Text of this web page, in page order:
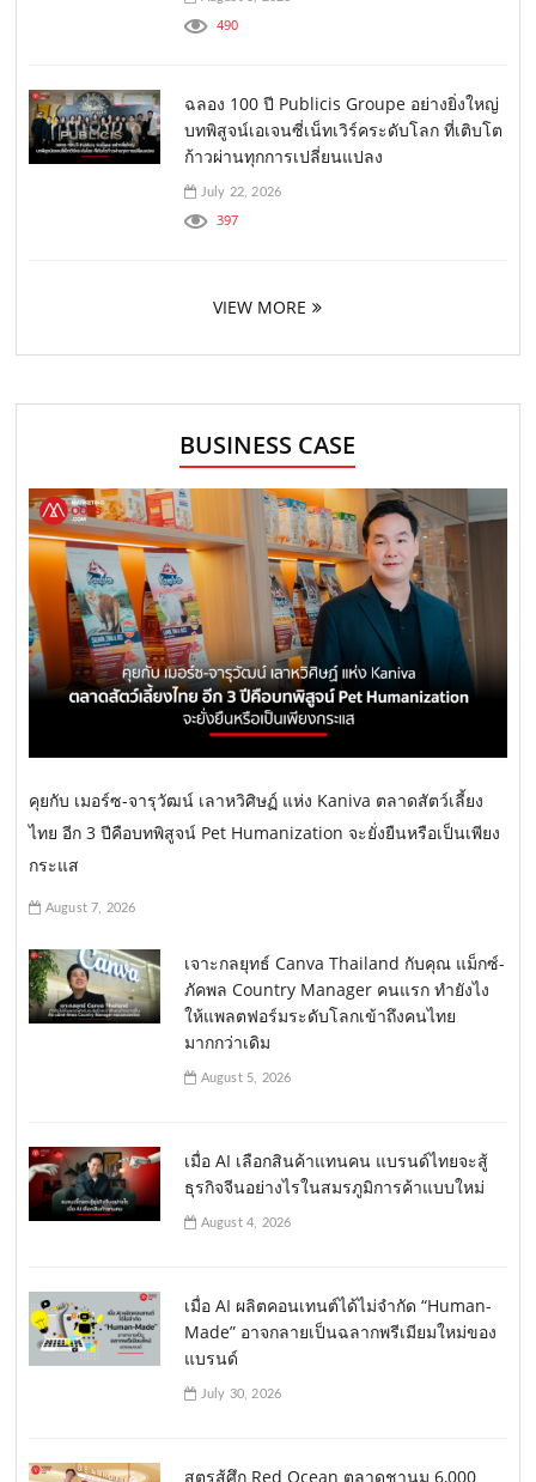
490
ฉลอง 100 ปี Publicis Groupe อย่างยิ่งใหญ่
บทพิสูจน์เอเจนซี่เน็ทเวิร์คระดับโลก ที่เติบโต
ก้าวผ่านทุกการเปลี่ยนแปลง
July 22, 2026
397
VIEW MORE
BUSINESS CASE
คุยกับ เมอร์ซ-จารุวัฒน์ เลาหวิศิษฏ์ แห่ง Kaniva ตลาดสัตว์เลี้ยง
ไทย อีก 3 ปีคือบทพิสูจน์ Pet Humanization จะยั่งยืนหรือเป็นเพียง
กระแส
August 7, 2026
เจาะกลยุทธ์ Canva Thailand กับคุณ แม็กซ์-
ภัคพล Country Manager คนแรก ทำยังไง
ให้แพลตฟอร์มระดับโลกเข้าถึงคนไทย
มากกว่าเดิม
August 5, 2026
เมื่อ AI เลือกสินค้าแทนคน แบรนด์ไทยจะสู้
ธุรกิจจีนอย่างไรในสมรภูมิการค้าแบบใหม่
August 4, 2026
เมื่อ AI ผลิตคอนเทนต์ได้ไม่จำกัด “Human-
Made” อาจกลายเป็นฉลากพรีเมียมใหม่ของ
แบรนด์
July 30, 2026
สูตรสู้ศึก Red Ocean ตลาดชานม 6,000